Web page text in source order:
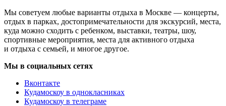
Мы советуем любые варианты отдыха в Москве — концерты,
отдых в парках, достопримечательности для экскурсий, места,
куда можно сходить с ребенком, выставки, театры, шоу,
спортивные мероприятия, места для активного отдыха
и отдыха с семьей, и многое другое.
Мы в социальных сетях
Вконтакте
Кудамоскоу в однокласниках
Кудамоскоу в телеграме